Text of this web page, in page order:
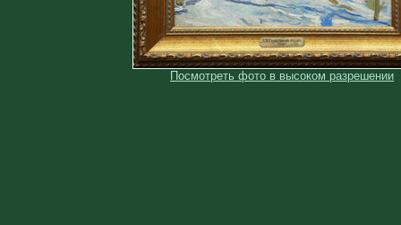
Посмотреть фото в высоком разрешении